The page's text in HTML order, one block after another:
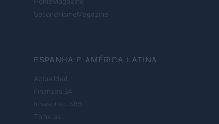
SecondHomeMagazine
ESPANHA E AMÉRICA LATINA
Actualidad
Finanzas 24
Investindo 365
Think.es